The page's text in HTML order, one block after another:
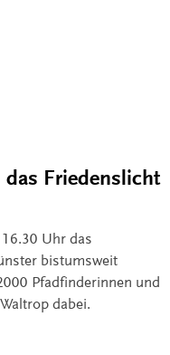
Friedenslicht
Uhr das
bistumsweit
Pfadfinderinnen und
dabei.